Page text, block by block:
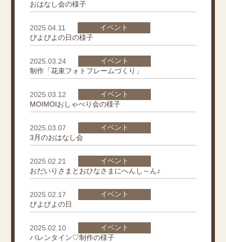
おはなし会の様子
2025.04.11
イベント
ぴよぴよの日の様子
2025.03.24
イベント
制作「花束フォトフレームづくり」
2025.03.12
イベント
MOIMOIおしゃべり会の様子
2025.03.07
イベント
3月のおはなし会
2025.02.21
イベント
おだいりさまとおひなさまにへんし～ん♪
2025.02.17
イベント
ぴよぴよの日
2025.02.10
イベント
バレンタイン♡制作の様子